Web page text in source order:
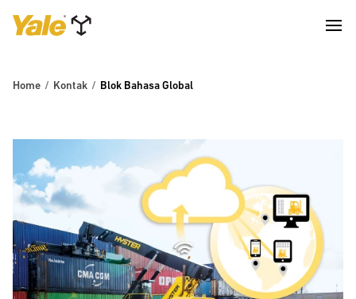
Home Kontak Blok Bahasa Global